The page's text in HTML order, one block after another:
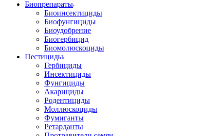
Биопрепараты
Биоинсектициды
Биофунгициды
Биоудобрение
Биогербицид
Биомолюскоциды
Пестициды
Гербициды
Инсектициды
Фунгициды
Акарициды
Родентициды
Моллюскоциды
Фумиганты
Ретарданты